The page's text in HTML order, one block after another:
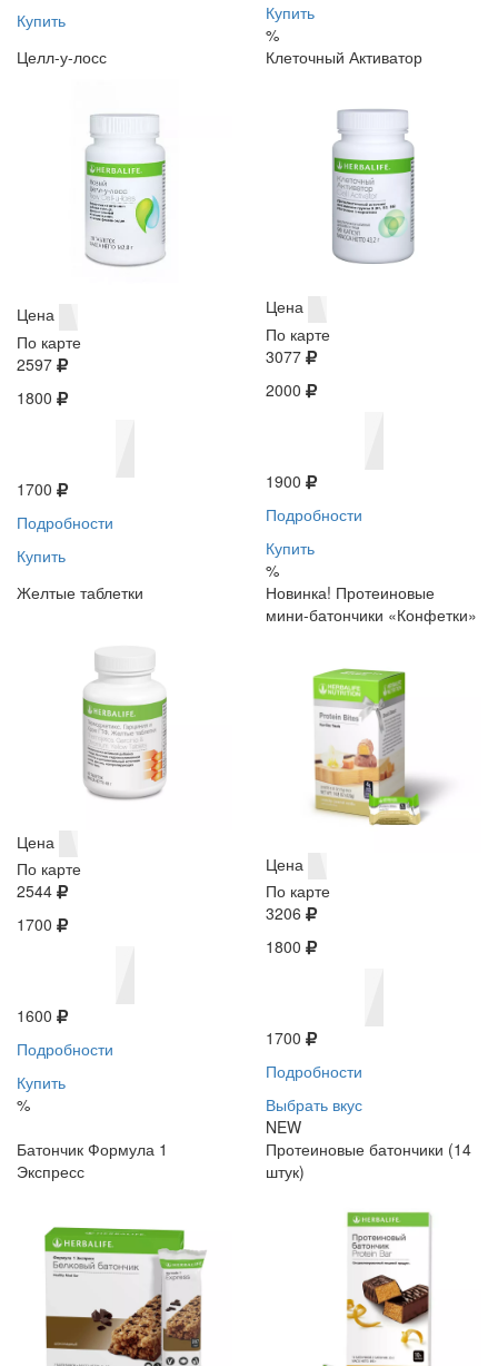
Купить
Купить
%
Целл-у-лосс
Цена
По карте
2597
1800
1700
Подробности
Купить
Клеточный Активатор
Цена
По карте
3077
2000
1900
Подробности
Купить
%
Желтые таблетки
Цена
По карте
2544
1700
1600
Подробности
Купить
%
Новинка! Протеиновые
мини-батончики «Конфетки»
Цена
По карте
3206
1800
1700
Подробности
Выбрать вкус
NEW
Батончик Формула 1
Экспресс
Протеиновые батончики (14
штук)